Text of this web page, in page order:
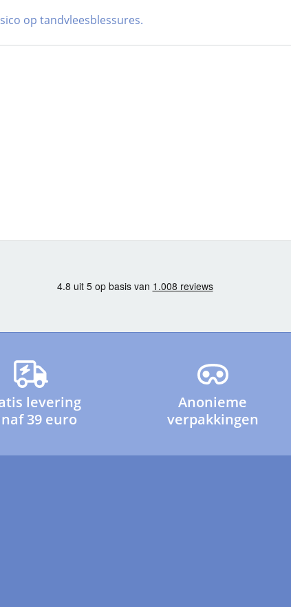
op tandvleesblessures.
levering
39 euro
Anonieme
verpakkingen